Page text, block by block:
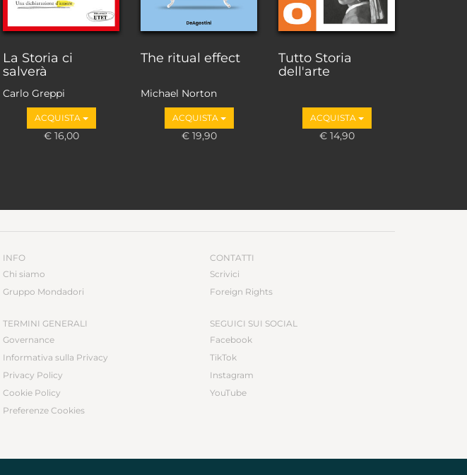
La Storia ci
salverà
Carlo Greppi
ACQUISTA
€ 16,00
The ritual effect
Michael Norton
ACQUISTA
€ 19,90
Tutto Storia
dell'arte
ACQUISTA
€ 14,90
INFO
Chi siamo
Gruppo Mondadori
TERMINI GENERALI
Governance
Informativa sulla Privacy
Privacy Policy
Cookie Policy
Preferenze Cookies
CONTATTI
Scrivici
Foreign Rights
SEGUICI SUI SOCIAL
Facebook
TikTok
Instagram
YouTube